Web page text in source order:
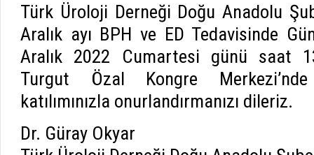
Türk Üroloji Derneği Doğu Anadolu
Aralık ayı BPH ve ED Tedavisinde
Aralık 2022 Cumartesi günü saat
Turgut Özal Kongre Merkezi’nde
katılımınızla onurlandırmanızı dileriz.
Dr. Güray Okyar